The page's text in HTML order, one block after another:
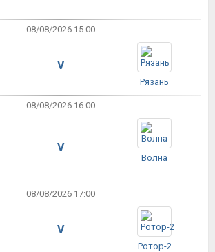
08/08/2026 15:00
V
Рязань
08/08/2026 16:00
V
Волна
08/08/2026 17:00
V
Ротор-2